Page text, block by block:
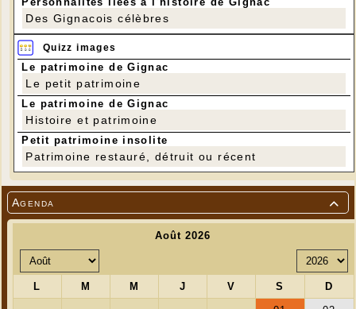

Agenda
Des Gignacois célèbres
Quizz images
Le patrimoine de Gignac
Le petit patrimoine
Le patrimoine de Gignac
Histoire et patrimoine
Petit patrimoine insolite
Patrimoine restauré, détruit ou récent